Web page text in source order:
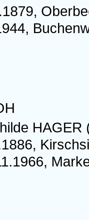
HAGER